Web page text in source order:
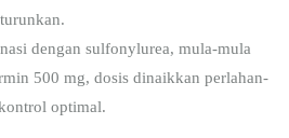
dengan sulfonylurea, mula-mula
500 mg, dosis dinaikkan perlahan-
optimal.